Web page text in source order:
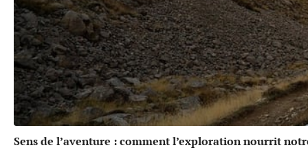
Sens de l’aventure : comment l’exploration nourrit